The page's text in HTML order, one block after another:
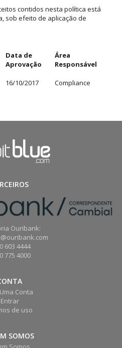
contidos nesta política está
sob efeito de aplicação de
Data de
Aprovação
Área
Responsável
16/10/2017 Compliance
Ouribank:
603 4444
775 4000
Conta
Entrar
de uso
SOMOS